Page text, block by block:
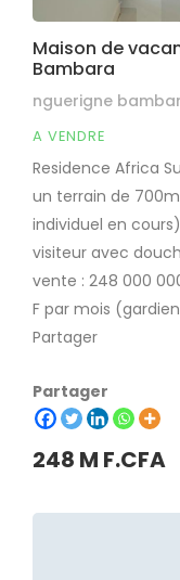
Maison de
Bambara
nguerigne
A VENDRE
Residence Africa
un terrain de
individuel en
visiteur avec
vente : 248 000
F par mois
Partager
Partager
248 M F.CFA